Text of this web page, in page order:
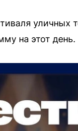
уличных
на этот день.